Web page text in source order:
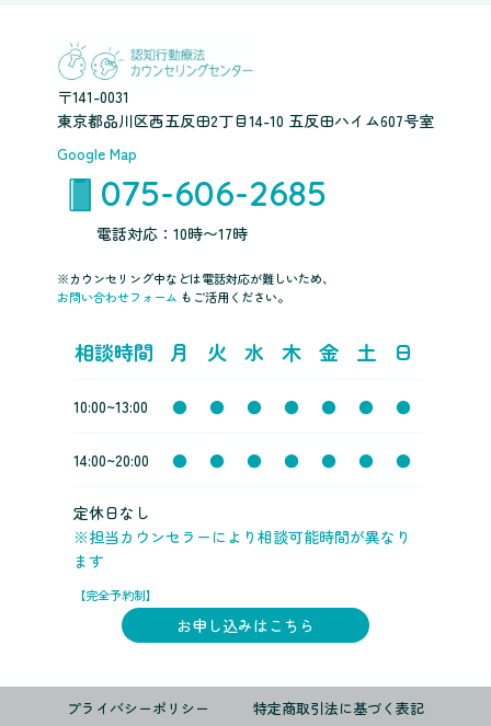
〒141-0031
東京都品川区西五反田2丁目14-10 五反田ハイム607号室
Google Map
075-606-2685
電話対応：10時〜17時
※カウンセリング中などは電話対応が難しいため、
お問い合わせフォーム もご活用ください。
相談時間 月 火 水 木 金 土 日
10:00~13:00 ● ● ● ● ● ● ●
14:00~20:00 ● ● ● ● ● ● ●
定休日なし
※担当カウンセラーにより相談可能時間が異なり
ます
【完全予約制】
お申し込みはこちら
プライバシーポリシー 特定商取引法に基づく表記